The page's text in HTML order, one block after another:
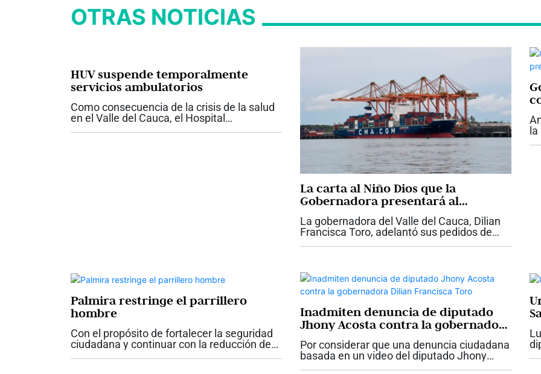
OTRAS NOTICIAS
HUV suspende temporalmente
servicios ambulatorios
Como consecuencia de la crisis de la salud
en el Valle del Cauca, el Hospital
Universitario del Valle anunció la
La carta al Niño Dios que la
Gobernadora presentará al
Presidente Abelardo De La Espriella
con proyectos claves para el Valle
La gobernadora del Valle del Cauca, Dilian
Francisca Toro, adelantó sus pedidos de
Navidad y le presentará una carta del Niño
Palmira restringe el parrillero
hombre
Con el propósito de fortalecer la seguridad
ciudadana y continuar con la reducción de
Inadmiten denuncia de diputado
Jhony Acosta contra la gobernadora
Dilian Francisca Toro
Por considerar que una denuncia ciudadana
basada en un video del diputado Jhony
Acosta “no tenía fundamento”, la Fiscalía